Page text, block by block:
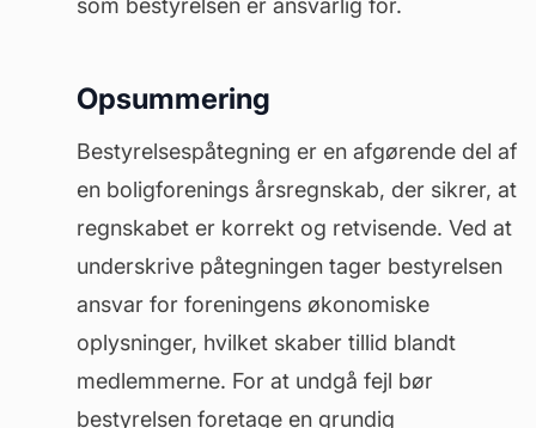
som bestyrelsen er ansvarlig for.
Opsummering
Bestyrelsespåtegning er en afgørende del af
en boligforenings årsregnskab, der sikrer, at
regnskabet er korrekt og retvisende. Ved at
underskrive påtegningen tager bestyrelsen
ansvar for foreningens økonomiske
oplysninger, hvilket skaber tillid blandt
medlemmerne. For at undgå fejl bør
bestyrelsen foretage en grundig